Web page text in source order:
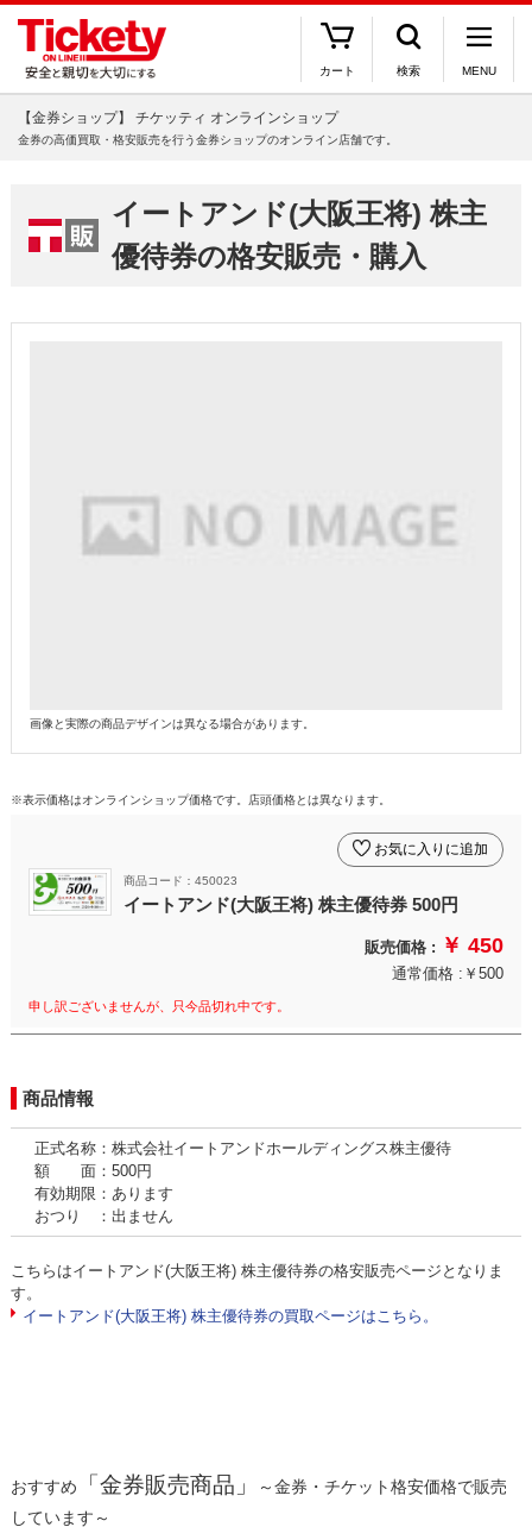
カート 検索 MENU
【金券ショップ】 チケッティ オンラインショップ
金券の高価買取・格安販売を行う金券ショップのオンライン店舗です。
イートアンド(大阪王将) 株主
優待券の格安販売・購入
画像と実際の商品デザインは異なる場合があります。
※表示価格はオンラインショップ価格です。店頭価格とは異なります。
商品コード：450023
イートアンド(大阪王将) 株主優待券 500円
お気に入りに追加
販売価格 : ￥ 450
通常価格 :￥500
申し訳ございませんが、只今品切れ中です。
商品情報
正式名称：株式会社イートアンドホールディングス株主優待
額 面：500円
有効期限：あります
おつり ：出ません
こちらはイートアンド(大阪王将) 株主優待券の格安販売ページとなりま
す。
イートアンド(大阪王将) 株主優待券の買取ページはこちら。
おすすめ 「金券販売商品」
～金券・チケット格安価格で販売
しています～